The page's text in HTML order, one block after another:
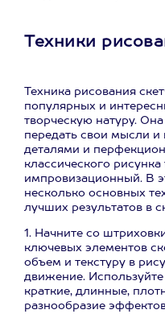
Техники
Техника рисования
популярных и
творческую натуру.
передать свои мысли и
деталями и
классического
импровизационный. В
несколько основных
лучших результатов в
1. Начните со
ключевых элементов
объем и текстуру в
движение.
краткие, длинные,
разнообразие